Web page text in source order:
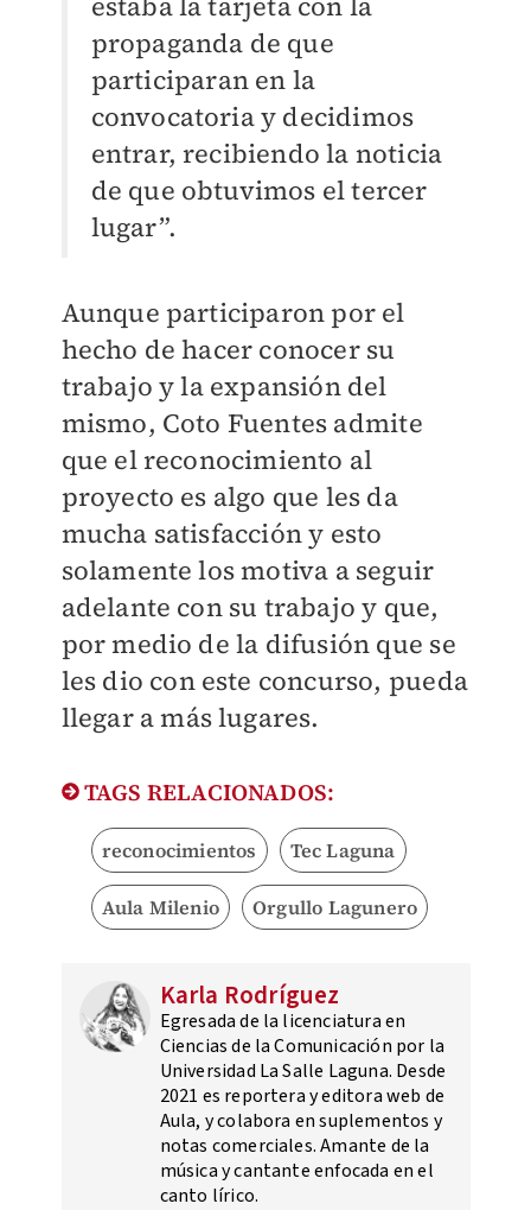
propaganda de que
participaran en la
convocatoria y decidimos
entrar, recibiendo la noticia
de que obtuvimos el tercer
lugar”.
Aunque participaron por el
hecho de hacer conocer su
trabajo y la expansión del
mismo, Coto Fuentes admite
que el reconocimiento al
proyecto es algo que les da
mucha satisfacción y esto
solamente los motiva a seguir
adelante con su trabajo y que,
por medio de la difusión que se
les dio con este concurso, pueda
llegar a más lugares.
TAGS RELACIONADOS:
reconocimientos Tec Laguna
Aula Milenio Orgullo Lagunero
Karla Rodríguez
Egresada de la licenciatura en
Ciencias de la Comunicación por la
Universidad La Salle Laguna. Desde
2021 es reportera y editora web de
Aula, y colabora en suplementos y
notas comerciales. Amante de la
música y cantante enfocada en el
canto lírico.